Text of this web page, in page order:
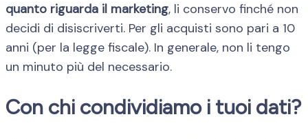
quanto riguarda il marketing, li conservo finché non
decidi di disiscriverti. Per gli acquisti sono pari a 10
anni (per la legge fiscale). In generale, non li tengo
un minuto più del necessario.
Con chi condividiamo i tuoi dati?